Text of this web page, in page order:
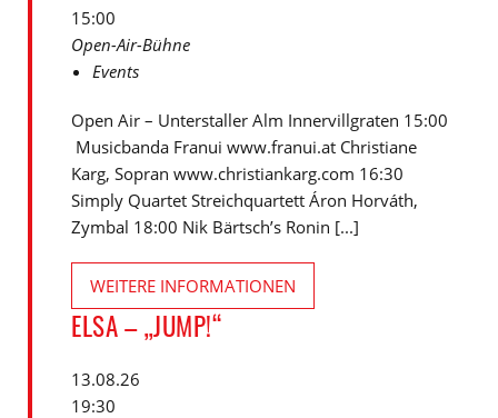
15:00
Open-Air-Bühne
Events
Open Air – Unterstaller Alm Innervillgraten 15:00
Musicbanda Franui www.franui.at Christiane
Karg, Sopran www.christiankarg.com 16:30
Simply Quartet Streichquartett Áron Horváth,
Zymbal 18:00 Nik Bärtsch’s Ronin [...]
WEITERE INFORMATIONEN
ELSA – „JUMP!“
13.08.26
19:30